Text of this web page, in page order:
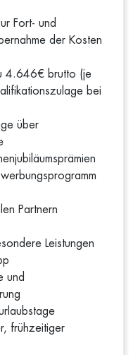
Fort- und
der Kosten
4.646€ brutto (je
bei
über
Partnern
Leistungen
und
frühzeitiger